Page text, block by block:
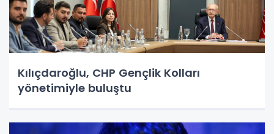
Kılıçdaroğlu, CHP Gençlik Kolları
yönetimiyle buluştu